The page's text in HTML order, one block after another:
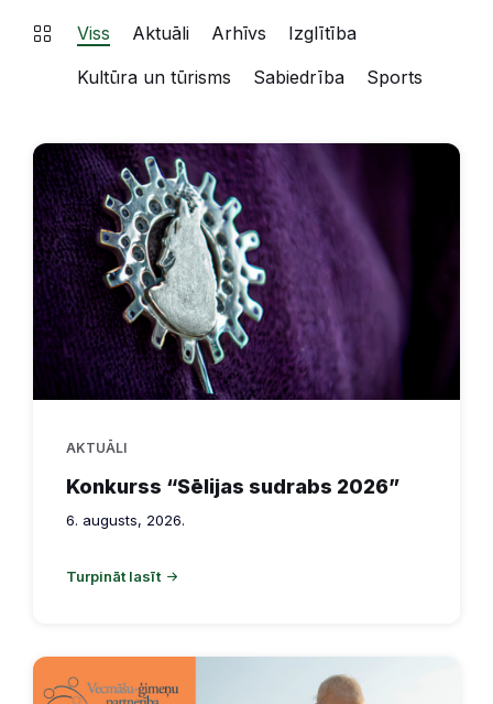
Viss Aktuāli Arhīvs
Izglītība
Kultūra un tūrisms
Sabiedrība Sports
AKTUĀLI
Konkurss “Sēlijas sudrabs 2026”
6. augusts, 2026.
Turpināt lasīt